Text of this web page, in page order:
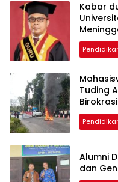
Kabar
Tuding
Birokrasi
Alumni
dan